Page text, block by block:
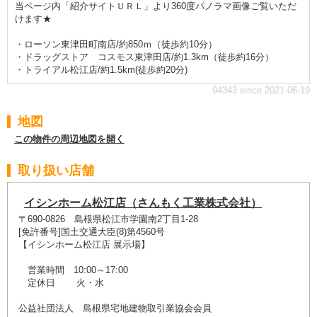
当ページ内「紹介サイトＵＲＬ」より360度パノラマ画像ご覧いただ
けます★
・ローソン東津田町南店/約850ｍ（徒歩約10分）
・ドラッグストア コスモス東津田店/約1.3km（徒歩約16分）
・トライアル松江店/約1.5km(徒歩約20分)
94343 since 2021-06-19
地図
この物件の周辺地図を開く
取り扱い店舗
イシンホーム松江店（さんもく工業株式会社）
〒690-0826 島根県松江市学園南2丁目1-28
[免許番号]国土交通大臣(8)第4560号
【イシンホーム松江店 展示場】
営業時間 10:00～17:00
定休日 火・水
公益社団法人 島根県宅地建物取引業協会会員